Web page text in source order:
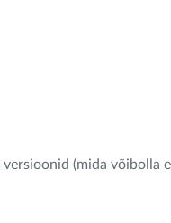
(mida võibolla